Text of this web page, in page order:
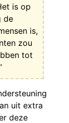
is op
de
is,
zou
tot
uit extra
deze